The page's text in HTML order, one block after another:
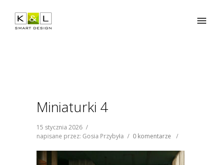
Miniaturki 4
15 stycznia 2026 /
napisane przez: Gosia Przybyła / 0 komentarze /